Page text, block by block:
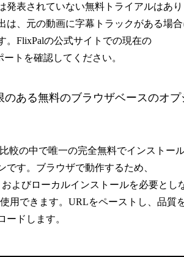
発表されていない無料トライアルはあ
は、元の動画に字幕トラックがある場
。FlixPalの公式サイトでの現在の
ートを確認してください。
のある無料のブラウザベースのオプ
較の中で唯一の完全無料でインストー
です。ブラウザで動作するため、
およびローカルインストールを必要とし
用できます。URLをペーストし、品質
ードします。